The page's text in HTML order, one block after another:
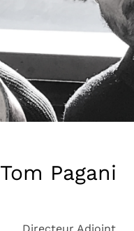
Tom Pagani